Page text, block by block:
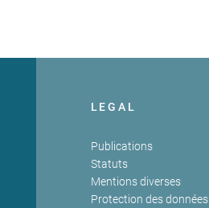
LEGAL
Publications
Statuts
Mentions diverses
Protection des données